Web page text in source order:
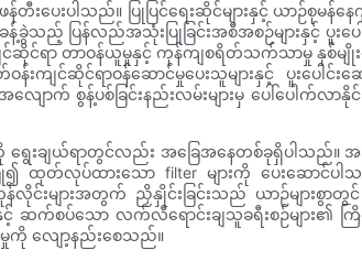
းပါသည်။ ပြုပြင်ရေးဆိုင်များနှင့် ယာဉ်စုမန်နေ
န့်ခွဲသည့် ပြန်လည်အသုံးပြုခြင်းအစီအစဉ်များနှင့် ပူ
င်ရာ တာဝန်ယူမှုနှင့် ကုန်ကျစရိတ်သက်သာမှု နှစ်မျိုး
းကျင်ဆိုင်ရာဝန်ဆောင်မှုပေးသူများနှင့် ပူးပေ
ျောက် စွန့်ပစ်ခြင်းနည်းလမ်းများမှ ပေါ်ပေါက်လ
ျယ်ရာတွင်လည်း အခြေအနေတစ်ခုရှိပါသည်။ အချို့
ထုတ်လုပ်ထားသော filter များကို ပေးဆောင်ပါ
လိုင်းများအတွက် ညှိနှိုင်းခြင်းသည် ယာဉ်များစွ
ပ်သော လက်လီရောင်းချသူခရီးစဉ်များ၏ ကြိမ်နှု
မှုကို လျော့နည်းစေသည်။